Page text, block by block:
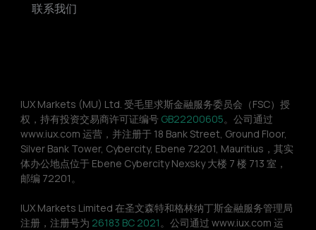
联系我们
IUX Markets (MU) Ltd. 受毛里求斯金融服务委员会（FSC）授
权，持有投资交易商许可证编号 GB22200605。公司通过
www.iux.com 运营，并注册于 18 Bank Street, Ground Floor,
Silver Bank Tower, Cybercity, Ebene 72201, Mauritius，其实
体办公地点位于 Ebene Cybercity Nexsky 大楼 7 楼 713 室，
邮编 72201。
IUX Markets Limited 在圣文森特和格林纳丁斯金融服务管理局
注册，注册号为 26183 BC 2021。公司通过 www.iux.com 运